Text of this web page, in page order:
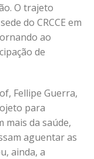
O trajeto
do CRCCE em
ao
de
Fellipe Guerra,
para
mais da saúde,
aguentar as
ainda, a